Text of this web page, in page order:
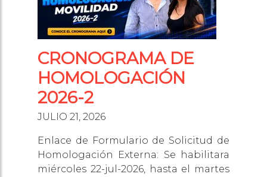
CRONOGRAMA DE
HOMOLOGACIÓN
2026-2
JULIO 21, 2026
Enlace de Formulario de Solicitud de
Homologación Externa: Se habilitara
miércoles 22-jul-2026, hasta el martes